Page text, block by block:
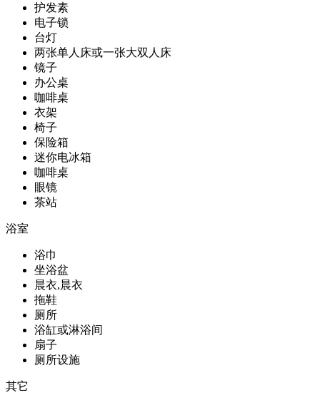
护发素
电子锁
台灯
两张单人床或一张大双人床
镜子
办公桌
咖啡桌
衣架
椅子
保险箱
迷你电冰箱
咖啡桌
眼镜
茶站
浴室
浴巾
坐浴盆
晨衣,晨衣
拖鞋
厕所
浴缸或淋浴间
扇子
厕所设施
其它